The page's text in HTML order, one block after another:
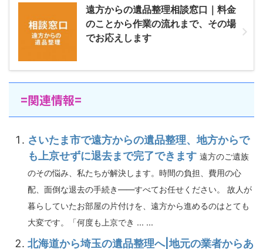
遠方からの遺品整理相談窓口｜料金
のことから作業の流れまで、その場
でお応えします
=関連情報=
さいたま市で遠方からの遺品整理、地方からで
も上京せずに退去まで完了できます 遠方のご遺族
のその悩み、私たちが解決します。時間の負担、費用の心
配、面倒な退去の手続き——すべてお任せください。 故人が
暮らしていたお部屋の片付けを、遠方から進めるのはとても
大変です。「何度も上京でき ... ...
北海道から埼玉の遺品整理へ|地元の業者からあ